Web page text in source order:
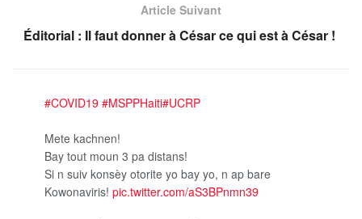
Article Suivant
Éditorial : Il faut donner à César ce qui est à César !
#COVID19 #MSPPHaiti#UCRP
Mete kachnen!
Bay tout moun 3 pa distans!
Si n suiv konsèy otorite yo bay yo, n ap bare
Kowonaviris! pic.twitter.com/aS3BPnmn39